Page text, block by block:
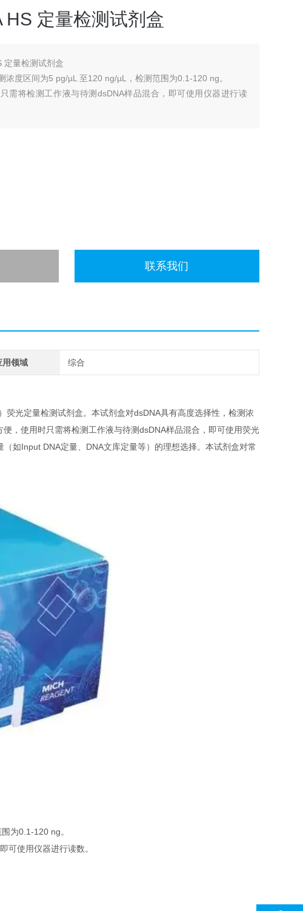
HS 定量检测试剂盒
定量检测试剂盒
浓度区间为5 pg/µL 至120 ng/µL，检测范围为0.1-120 ng。
需将检测工作液与待测dsDNA样品混合，即可使用仪器进行读
联系我们
用领域 综合
光定量检测试剂盒。本试剂盒对dsDNA具有高度选择性，检测浓
，使用时只需将检测工作液与待测dsDNA样品混合，即可使用荧光
如Input DNA定量、DNA文库定量等）的理想选择。本试剂盒对常
为0.1-120 ng。
可使用仪器进行读数。